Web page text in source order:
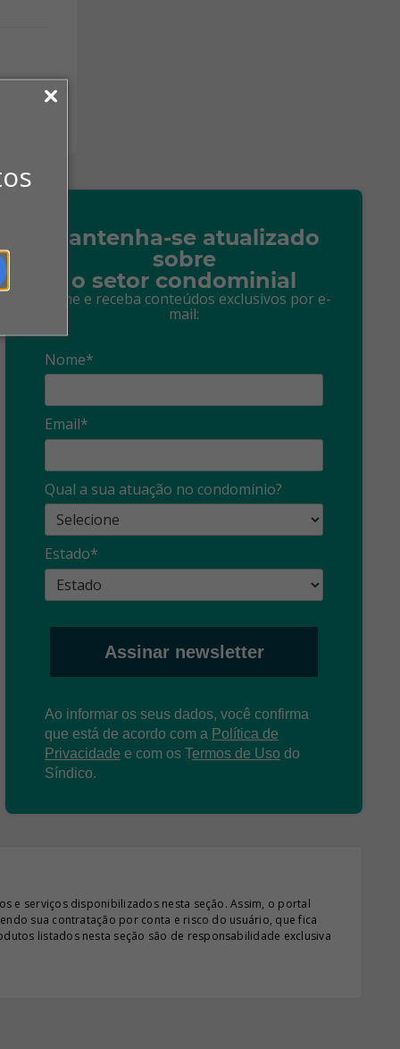
Mantenha-se atualizado
sobre
o setor condominial
Assine e receba conteúdos exclusivos por e-
mail:
Nome*
Email*
Qual a sua atuação no condomínio?
Estado*
Assinar newsletter
Ao informar os seus dados, você confirma
que está de acordo com a Política de
Privacidade e com os Termos de Uso do
Síndico.
e serviços disponibilizados nesta seção. Assim, o portal
sua contratação por conta e risco do usuário, que fica
listados nesta seção são de responsabilidade exclusiva